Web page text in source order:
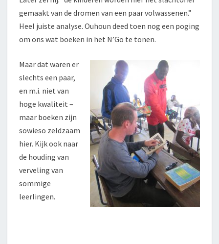
gemaakt van de dromen van een paar volwassenen.”
Heel juiste analyse. Ouhoun deed toen nog een poging
om ons wat boeken in het N’Go te tonen.
Maar dat waren er
slechts een paar,
en m.i. niet van
hoge kwaliteit –
maar boeken zijn
sowieso zeldzaam
hier. Kijk ook naar
de houding van
verveling van
sommige
leerlingen.